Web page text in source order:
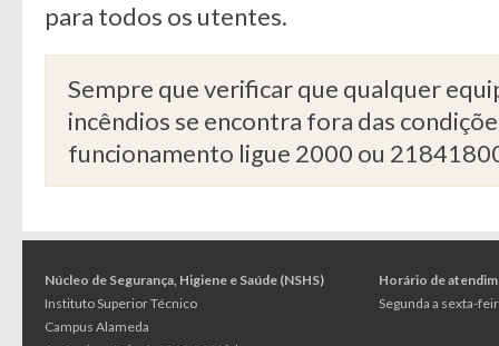
para todos os utentes.
Sempre que verificar que qualquer
incêndios se encontra fora das
funcionamento ligue 2000 ou
Núcleo de Segurança, Higiene e Saúde (NSHS)
Instituto Superior Técnico
Campus Alameda
Horário de
Segunda a sexta-